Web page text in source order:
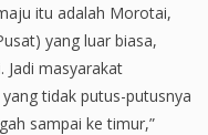
itu adalah Morotai,
yang luar biasa,
Jadi masyarakat
tidak putus-putusnya
sampai ke timur,”